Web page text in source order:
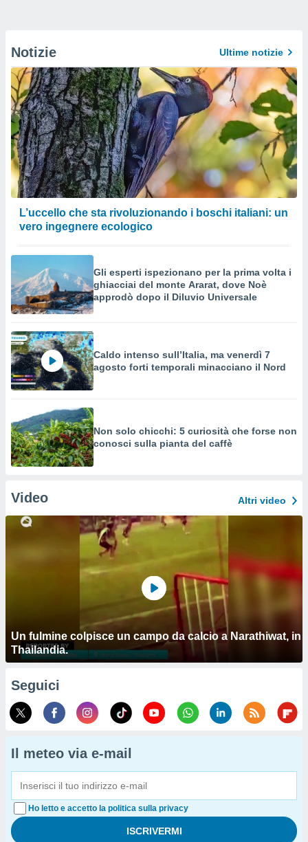
Notizie Ultime notizie
L’uccello che sta rivoluzionando i boschi italiani: un
vero ingegnere ecologico
Gli esperti ispezionano per la prima volta i
ghiacciai del monte Ararat, dove Noè
approdò dopo il Diluvio Universale
Caldo intenso sull’Italia, ma venerdì 7
agosto forti temporali minacciano il Nord
Non solo chicchi: 5 curiosità che forse non
conosci sulla pianta del caffè
Video Altri video
Un fulmine colpisce un campo da calcio a Narathiwat, in
Thailandia.
Seguici
Il meteo via e-mail
Ho letto e accetto la politica sulla privacy